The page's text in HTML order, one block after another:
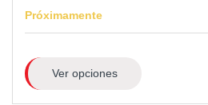
Próximamente
Ver opciones